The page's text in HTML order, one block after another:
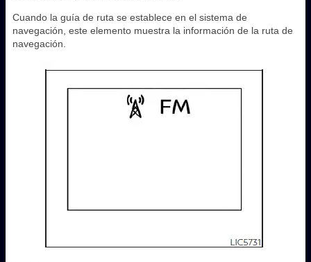
Cuando la guía de ruta se establece en el sistema de
navegación, este elemento muestra la información de la ruta de
navegación.